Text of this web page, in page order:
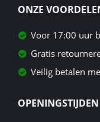
ONZE
Voor 17:00 uur
Gratis
Veilig betalen
OPENINGSTIJDEN